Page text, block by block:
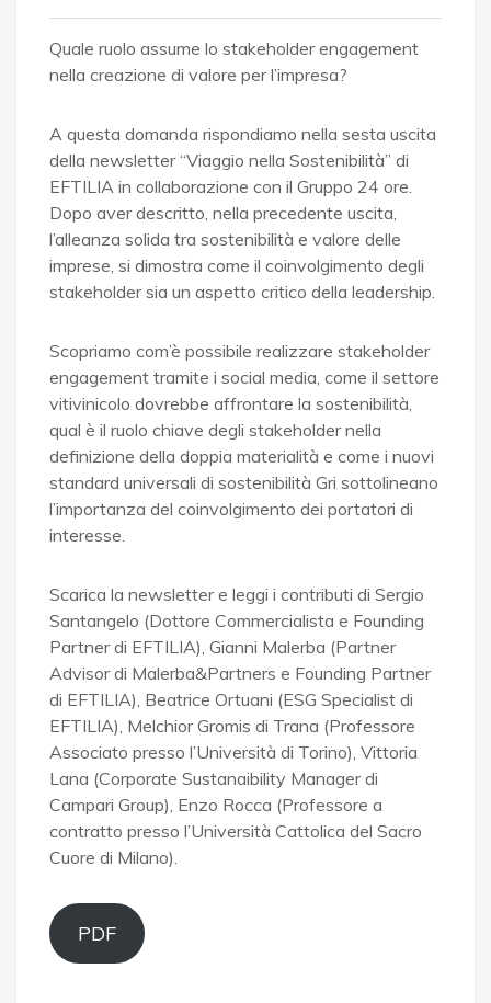
Quale ruolo assume lo stakeholder engagement
nella creazione di valore per l’impresa?
A questa domanda rispondiamo nella sesta uscita
della newsletter “Viaggio nella Sostenibilità” di
EFTILIA in collaborazione con il Gruppo 24 ore.
Dopo aver descritto, nella precedente uscita,
l’alleanza solida tra sostenibilità e valore delle
imprese, si dimostra come il coinvolgimento degli
stakeholder sia un aspetto critico della leadership.
Scopriamo com’è possibile realizzare stakeholder
engagement tramite i social media, come il settore
vitivinicolo dovrebbe affrontare la sostenibilità,
qual è il ruolo chiave degli stakeholder nella
definizione della doppia materialità e come i nuovi
standard universali di sostenibilità Gri sottolineano
l’importanza del coinvolgimento dei portatori di
interesse.
Scarica la newsletter e leggi i contributi di Sergio
Santangelo (Dottore Commercialista e Founding
Partner di EFTILIA), Gianni Malerba (Partner
Advisor di Malerba&Partners e Founding Partner
di EFTILIA), Beatrice Ortuani (ESG Specialist di
EFTILIA), Melchior Gromis di Trana (Professore
Associato presso l’Università di Torino), Vittoria
Lana (Corporate Sustanaibility Manager di
Campari Group), Enzo Rocca (Professore a
contratto presso l’Università Cattolica del Sacro
Cuore di Milano).
PDF